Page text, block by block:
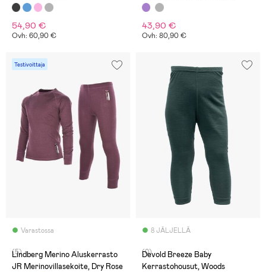
54,90 €
Ovh: 60,90 €
Mauve
43,90 €
Ovh: 80,90 €
Testivoittaja
Varastossa
(5)
Lindberg Merino Aluskerrasto
JR Merinovillasekoite, Dry Rose
8 JÄLJELLÄ
(0)
Devold Breeze Baby
Kerrastohousut, Woods